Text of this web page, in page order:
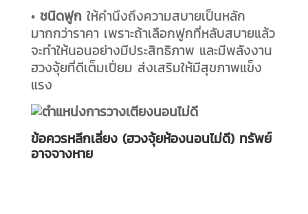
• ชนิดฟูกให้คำนึงถึงความสบายเป็นหลัก
มากกว่าราคา เพราะถ้าเลือกฟูกที่หลับสบายแล้ว
จะทำให้นอนอย่างมีประสิทธิภาพ และมีพลังงาน
ฮวงจุ้ยที่ดีเต็มเปี่ยม ส่งเสริมให้มีสุขภาพแข็ง
แรง
ข้อควรหลีกเลี่ยง (ฮวงจุ้ยห้องนอนไม่ดี) ทรัพย์
อาจจางหาย